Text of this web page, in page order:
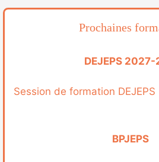
Prochaines
DEJEPS
Session de formation DEJEPS
BPJEPS